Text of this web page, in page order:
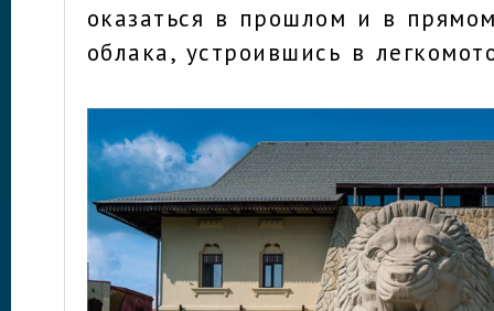
оказаться в прошлом и в
облака, устроившись в